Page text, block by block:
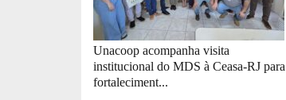
Unacoop acompanha visita
institucional do MDS à Ceasa-RJ para
fortaleciment...